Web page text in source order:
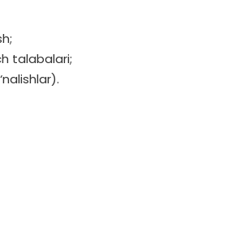
talabalari;